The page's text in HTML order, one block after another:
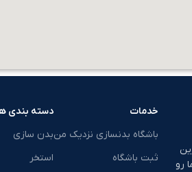
رو
خدمات
باشگاه بدنسازی نزدیک من
ثبت باشگاه
دسته بندی
بدن سازی
استخر